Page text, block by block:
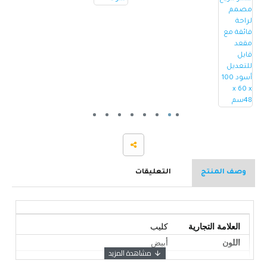
وصف المنتج التعليقات
العلامة التجارية
كليب
اللون
أبيض